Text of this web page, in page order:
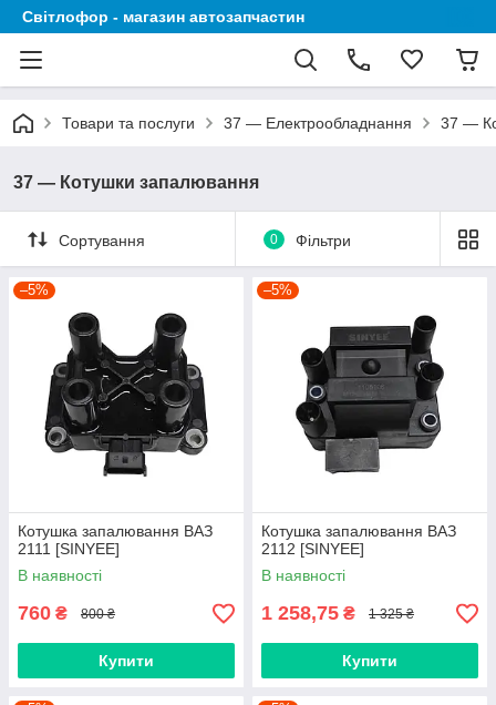
Світлофор - магазин автозапчастин
Товари та послуги 37 — Електрообладнання 37 —
37 — Котушки запалювання
Сортування 0 Фільтри
–5%
Котушка запалювання ВАЗ
2111 [SINYEE]
В наявності
760 ₴ 800 ₴
Купити
–5%
Котушка запалювання ВАЗ
2112 [SINYEE]
В наявності
1 258,75 ₴ 1 325 ₴
Купити